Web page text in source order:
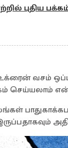
புதிய
வசம்